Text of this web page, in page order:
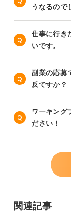
うなるので
仕事に行き
いです。
副業の応募
反ですか？
ワーキング
ださい！
関連記事